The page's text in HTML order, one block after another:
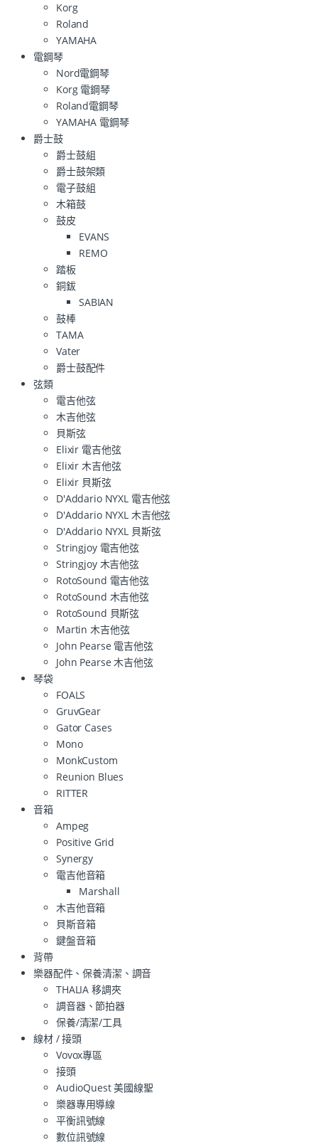
Korg
Roland
YAMAHA
電鋼琴
Nord電鋼琴
Korg 電鋼琴
Roland電鋼琴
YAMAHA 電鋼琴
爵士鼓
爵士鼓組
爵士鼓架類
電子鼓組
木箱鼓
鼓皮
EVANS
REMO
踏板
銅鈸
SABIAN
鼓棒
TAMA
Vater
爵士鼓配件
弦類
電吉他弦
木吉他弦
貝斯弦
Elixir 電吉他弦
Elixir 木吉他弦
Elixir 貝斯弦
D'Addario NYXL 電吉他弦
D'Addario NYXL 木吉他弦
D'Addario NYXL 貝斯弦
Stringjoy 電吉他弦
Stringjoy 木吉他弦
RotoSound 電吉他弦
RotoSound 木吉他弦
RotoSound 貝斯弦
Martin 木吉他弦
John Pearse 電吉他弦
John Pearse 木吉他弦
琴袋
FOALS
GruvGear
Gator Cases
Mono
MonkCustom
Reunion Blues
RITTER
音箱
Ampeg
Positive Grid
Synergy
電吉他音箱
Marshall
木吉他音箱
貝斯音箱
鍵盤音箱
背帶
樂器配件、保養清潔、調音
THALIA 移調夾
調音器、節拍器
保養/清潔/工具
線材 / 接頭
Vovox專區
接頭
AudioQuest 美國線聖
樂器專用導線
平衡訊號線
數位訊號線